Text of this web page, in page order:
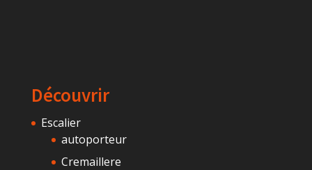
Découvrir
Escalier
autoporteur
Cremaillere